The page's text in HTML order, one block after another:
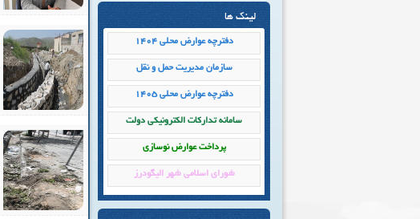
لینک ها
دفترچه عوارض محلی 1404
سازمان مدیریت حمل و نقل
دفترچه عوارض محلی 1405
سامانه تداركات الكترونيكي دولت
پرداخت عوارض نوسازی
شورای اسلامی شهر الیگودرز